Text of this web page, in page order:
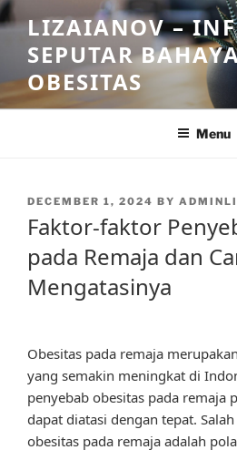
Skip
to
content
LIZAIANOV –
SEPUTAR
OBESITAS
Menu
POSTED
DECEMBER 1, 2024 BY
Faktor-faktor
pada Remaja dan
Mengatasinya
Obesitas pada remaja
yang semakin meningkat di
penyebab obesitas pada remaja
dapat diatasi dengan tepat.
obesitas pada remaja adalah